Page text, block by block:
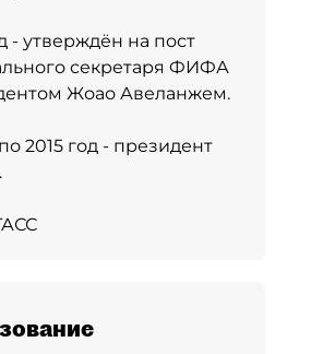
- утверждён на пост
секретаря ФИФА
Жоао Авеланжем.
2015 год - президент